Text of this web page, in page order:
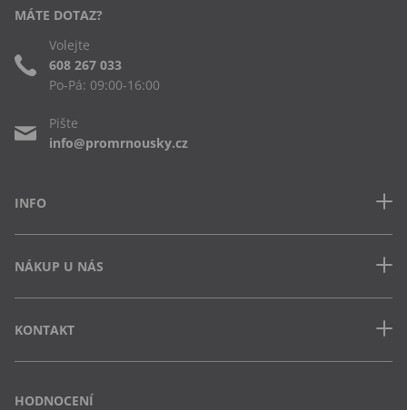
INFO
Často kladené dotazy
Obchodní podmínky
Ochrana osobních údajů
NÁKUP U NÁS
Jak uplatnit slevový kód
Vrácení zboží a výměna
Osobní odběr na pobočce
KONTAKT
Vejvarovo nábřeží 199
MÁTE DOTAZ?
Volejte
608 267 033
Po-Pá: 09:00-16:00
Pište
info@promrnousky.cz
HODNOCENÍ